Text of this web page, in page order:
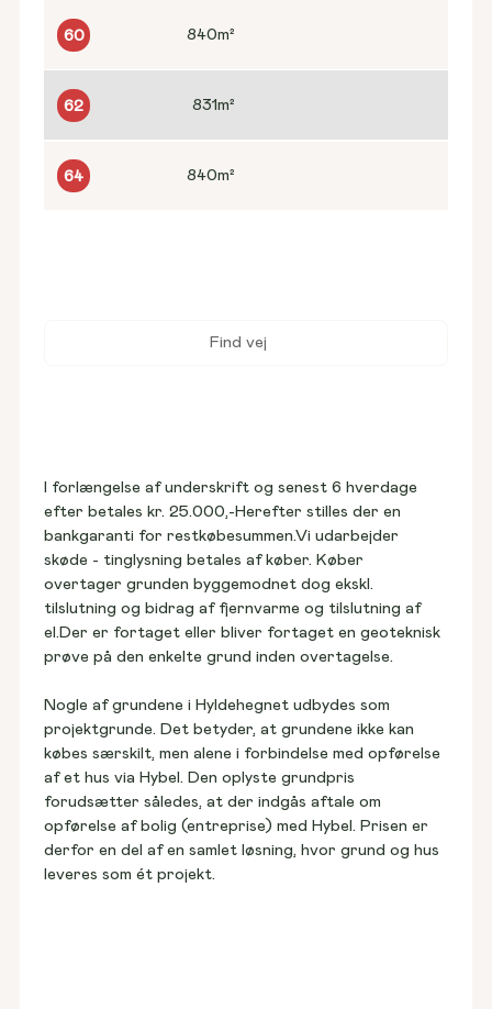
60 840m²
62 831m²
64 840m²
Find vej
I forlængelse af underskrift og senest 6 hverdage
efter betales kr. 25.000,-Herefter stilles der en
bankgaranti for restkøbesummen.Vi udarbejder
skøde - tinglysning betales af køber. Køber
overtager grunden byggemodnet dog ekskl.
tilslutning og bidrag af fjernvarme og tilslutning af
el.Der er fortaget eller bliver fortaget en geoteknisk
prøve på den enkelte grund inden overtagelse.
Nogle af grundene i Hyldehegnet udbydes som
projektgrunde. Det betyder, at grundene ikke kan
købes særskilt, men alene i forbindelse med opførelse
af et hus via Hybel. Den oplyste grundpris
forudsætter således, at der indgås aftale om
opførelse af bolig (entreprise) med Hybel. Prisen er
derfor en del af en samlet løsning, hvor grund og hus
leveres som ét projekt.